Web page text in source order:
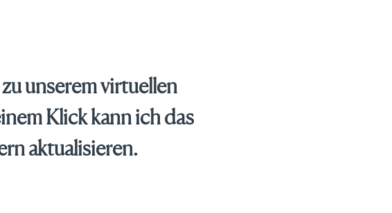
unserem virtuellen
Klick kann ich das
aktualisieren.